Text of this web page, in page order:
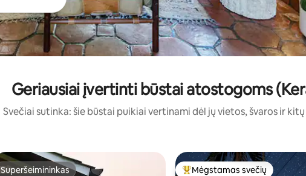
Geriausiai įvertinti būstai atostogoms
Svečiai sutinka: šie būstai puikiai vertinami dėl jų vietos, švaros ir
Superšeimininkas Mėgstamas svečių